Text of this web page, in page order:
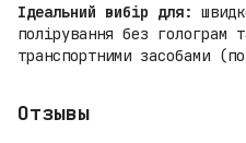
Ідеальний вибір для:
полірування без голограм
транспортними засобами
Отзывы